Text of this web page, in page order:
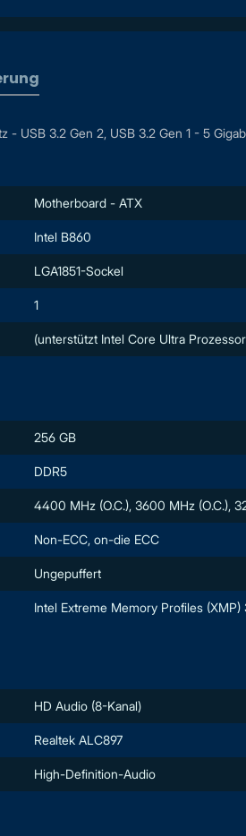
USB 3.2 Gen 2, USB 3.2 Gen 1 - 5
Motherboard - ATX
Intel B860
LGA1851-Sockel
1
(unterstützt Intel Core Ultra
256 GB
DDR5
4400 MHz (O.C.), 3600 MHz (O.C.),
Non-ECC, on-die ECC
Ungepuffert
Intel Extreme Memory Profiles
HD Audio (8-Kanal)
Realtek ALC897
High-Definition-Audio